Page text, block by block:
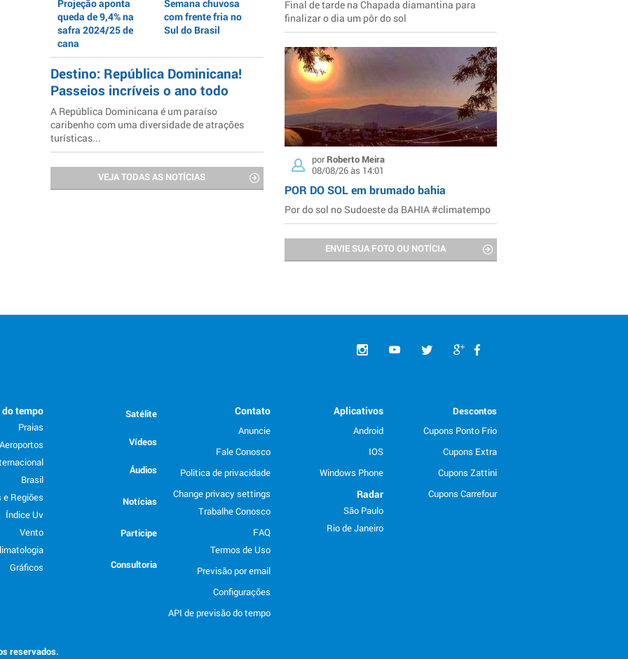
Projeção aponta
queda de 9,4% na
safra 2024/25 de
cana
Semana chuvosa
com frente fria no
Sul do Brasil
Destino: República Dominicana!
Passeios incríveis o ano todo
A República Dominicana é um paraíso
caribenho com uma diversidade de atrações
turísticas...
VEJA TODAS AS NOTÍCIAS
Final de tarde na Chapada diamantina para
finalizar o dia um pôr do sol
porRoberto Meira
08/08/26 às 14:01
POR DO SOL em brumado bahia
Por do sol no Sudoeste da BAHIA #climatempo
ENVIE SUA FOTO OU NOTÍCIA
Descontos
Cupons Ponto Frio
Cupons Extra
Cupons Zattini
Cupons Carrefour
Aplicativos
Android
IOS
Windows Phone
Radar
São Paulo
Rio de Janeiro
Contato
Anuncie
Fale Conosco
Politica de privacidade
Change privacy settings
Trabalhe Conosco
FAQ
Termos de Uso
Previsão por email
Configurações
API de previsão do tempo
Satélite
Vídeos
Áudios
Notícias
Participe
Consultoria
tempo
Praias
Aeroportos
Brasil
e Regiões
Índice Uv
Vento
Gráficos
reservados.